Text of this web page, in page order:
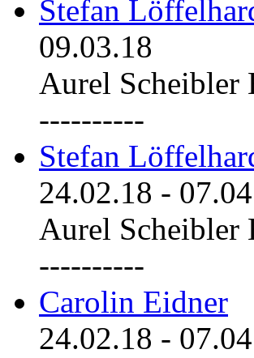
Stefan
09.03.18
Aurel Scheibler
----------
Stefan
24.02.18 -
Aurel Scheibler
----------
Carolin Eidner
24.02.18 -